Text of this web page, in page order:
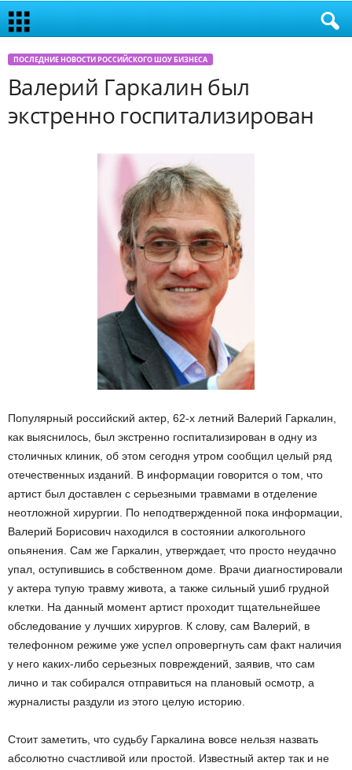
ПОСЛЕДНИЕ НОВОСТИ РОССИЙСКОГО ШОУ БИЗНЕСА
Валерий Гаркалин был
экстренно госпитализирован
Популярный российский актер, 62-х летний Валерий Гаркалин,
как выяснилось, был экстренно госпитализирован в одну из
столичных клиник, об этом сегодня утром сообщил целый ряд
отечественных изданий. В информации говорится о том, что
артист был доставлен с серьезными травмами в отделение
неотложной хирургии. По неподтвержденной пока информации,
Валерий Борисович находился в состоянии алкогольного
опьянения. Сам же Гаркалин, утверждает, что просто неудачно
упал, оступившись в собственном доме. Врачи диагностировали
у актера тупую травму живота, а также сильный ушиб грудной
клетки. На данный момент артист проходит тщательнейшее
обследование у лучших хирургов. К слову, сам Валерий, в
телефонном режиме уже успел опровергнуть сам факт наличия
у него каких-либо серьезных повреждений, заявив, что сам
лично и так собирался отправиться на плановый осмотр, а
журналисты раздули из этого целую историю.
Стоит заметить, что судьбу Гаркалина вовсе нельзя назвать
абсолютно счастливой или простой. Известный актер так и не